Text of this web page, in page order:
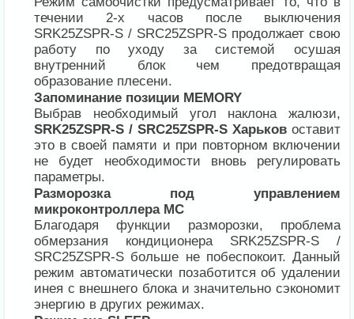
течении 2-х часов после выключения
SRK25ZSPR-S / SRC25ZSPR-S продолжает свою
работу по уходу за системой осушая
внутренний блок чем предотвращая
образование плесени.
Запоминание позиции MEMORY
Выбрав необходимый угол наклона жалюзи,
SRK25ZSPR-S / SRC25ZSPR-S Харьковоставит
это в своей памяти и при повторном включении
не будет необходимости вновь регулировать
параметры.
Разморозка под управлением
микроконтроллера MC
Благодаря функции разморозки, проблема
обмерзания кондиционера SRK25ZSPR-S /
SRC25ZSPR-S больше не побеспокоит. Данный
режим автоматически позаботится об удалении
инея с внешнего блока и значительно сэкономит
энергию в других режимах.